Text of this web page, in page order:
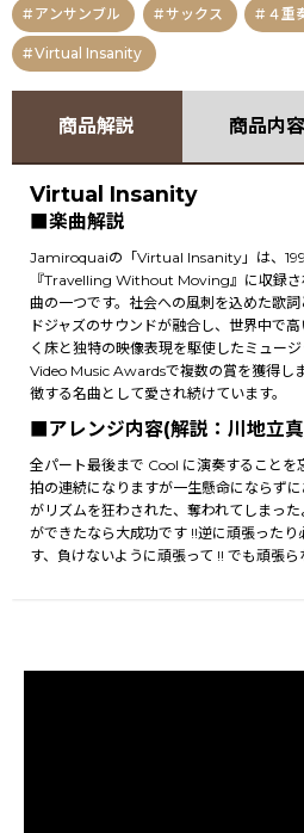
アンサンブル サックス ４重
Virtual Insanity
商品解説 商品内容
Virtual Insanity
■楽曲解説
Jamiroquaiの「Virtual Insanity」は、
『Travelling Without Moving』に収録さ
曲の一つです。社会への風刺を込めた歌
ドジャズのサウンドが融合し、世界中で
く床と独特の映像表現を駆使したミュー
Video Music Awardsで複数の賞を獲得し
徴する名曲として愛され続けています。
■アレンジ内容(解説：川地立
全パート最後まで Cool に演奏することを
拍の連続になりますが一生懸命にならず
がリズムを狂わされた、奪われてしまっ
ができたなら大成功です !!逆に頑張った
す、負けないように頑張って !! でも頑張